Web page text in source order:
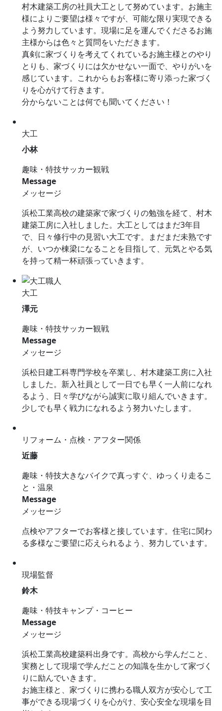
村木建築工房の社員大工として努めています。お施主
様によりご要望は様々ですが、可能な限り実現できる
よう努力しています。現場に足を運んでくださるお施
主様からは色々と質問をいただきます。
真剣に家づくりを考えてくれているお施主様とのやり
とりも、家づくりには欠かせない一面で、やりがいを
感じています。これからもお客様に寄り添った家づく
りを心がけて行きます。
分からないことは何でも聞いてください！
大工
小林
趣味・特技サッカー観戦
Message
メッセージ
浜松工業高校の建築家で家づくりの勉強を経て、村木
建築工房に入社しました。大工としてはまだ3年目
で、日々修行中の見習い大工です。まだまだ未熟です
が、いつか棟梁になることを目指して、元気とやる気
を持って精一杯頑張っていきます。
大工
澤元
趣味・特技サッカー観戦
Message
メッセージ
浜松日建工科専門学校を卒業し、村木建築工房に入社
しました。新入社員として一日でも早く一人前になれ
るよう、日々学びながら誠実に取り組んでいきます。
少しでも早く戦力になれるよう努力いたします。
リフォーム・点検・アフター関係
近藤
趣味・特技大きなバイクで真っすぐ、ゆっくり走るこ
と・温泉
Message
メッセージ
点検やアフターでお客様と接しています。住宅に関わ
る多様なご要望に応えられるよう、努力しています。
現場監督
鈴木
趣味・特技キャンプ・コーヒー
Message
メッセージ
浜松工業高校建築科出身です。高校から学んだこと、
実務として現場で学んだことの知識を生かして家づく
りに励んでいきます。
お施主様と、家づくりに携わる職人双方が安心して工
事ができる現場づくりを心がけ、安心安全な現場を目